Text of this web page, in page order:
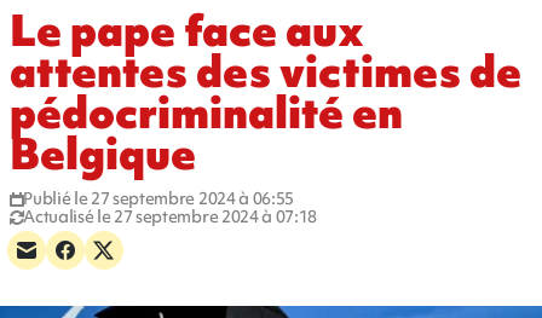
Le pape face aux
attentes des victimes de
pédocriminalité en
Belgique
Publié le 27 septembre 2024 à 06:55
Actualisé le 27 septembre 2024 à 07:18